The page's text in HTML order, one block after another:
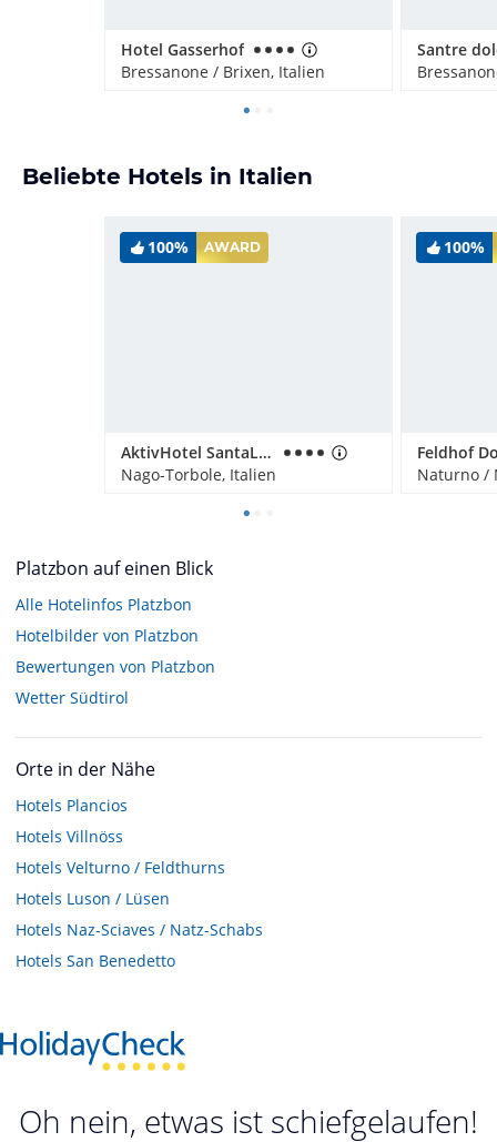
Hotel Gasserhof
Bressanone / Brixen, Italien
Beliebte Hotels in Italien
100% AWARD
AktivHotel SantaLucia
Nago-Torbole, Italien
100%
Naturno /
Platzbon auf einen Blick
Alle Hotelinfos Platzbon
Hotelbilder von Platzbon
Bewertungen von Platzbon
Wetter Südtirol
Orte in der Nähe
Hotels Plancios
Hotels Villnöss
Hotels Velturno / Feldthurns
Hotels Luson / Lüsen
Hotels Naz-Sciaves / Natz-Schabs
Hotels San Benedetto
Oh nein, etwas ist schiefgelaufen!